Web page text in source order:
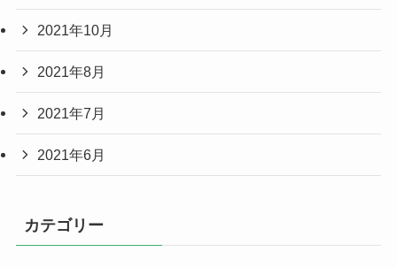
2021年10月
2021年8月
2021年7月
2021年6月
カテゴリー